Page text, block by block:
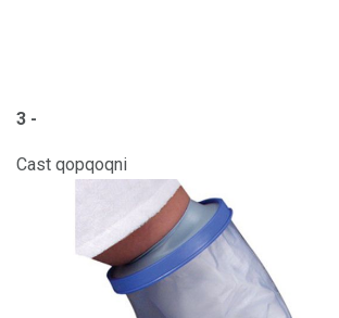
3 -
Cast qopqoqni